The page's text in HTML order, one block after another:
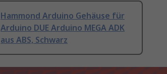
Hammond Arduino Gehäuse für
Arduino DUE Arduino MEGA ADK
aus ABS, Schwarz